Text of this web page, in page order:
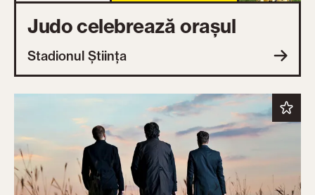
Judo celebrează orașul
Stadionul Știința